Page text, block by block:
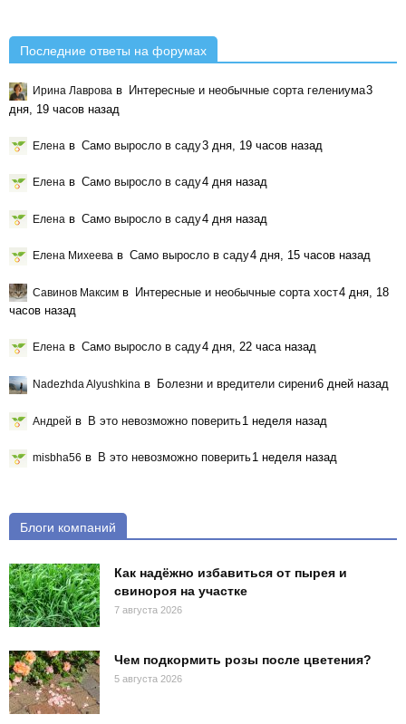
Последние ответы на форумах
Ирина Лаврова в Интересные и необычные сорта гелениума3
дня, 19 часов назад
Елена в Само выросло в саду3 дня, 19 часов назад
Елена в Само выросло в саду4 дня назад
Елена в Само выросло в саду4 дня назад
Елена Михеева в Само выросло в саду4 дня, 15 часов назад
Савинов Максим в Интересные и необычные сорта хост4 дня, 18
часов назад
Елена в Само выросло в саду4 дня, 22 часа назад
Nadezhda Alyushkina в Болезни и вредители сирени6 дней назад
Андрей в В это невозможно поверить1 неделя назад
misbha56 в В это невозможно поверить1 неделя назад
Блоги компаний
Как надёжно избавиться от пырея и
свинороя на участке
7 августа 2026
Чем подкормить розы после цветения?
5 августа 2026